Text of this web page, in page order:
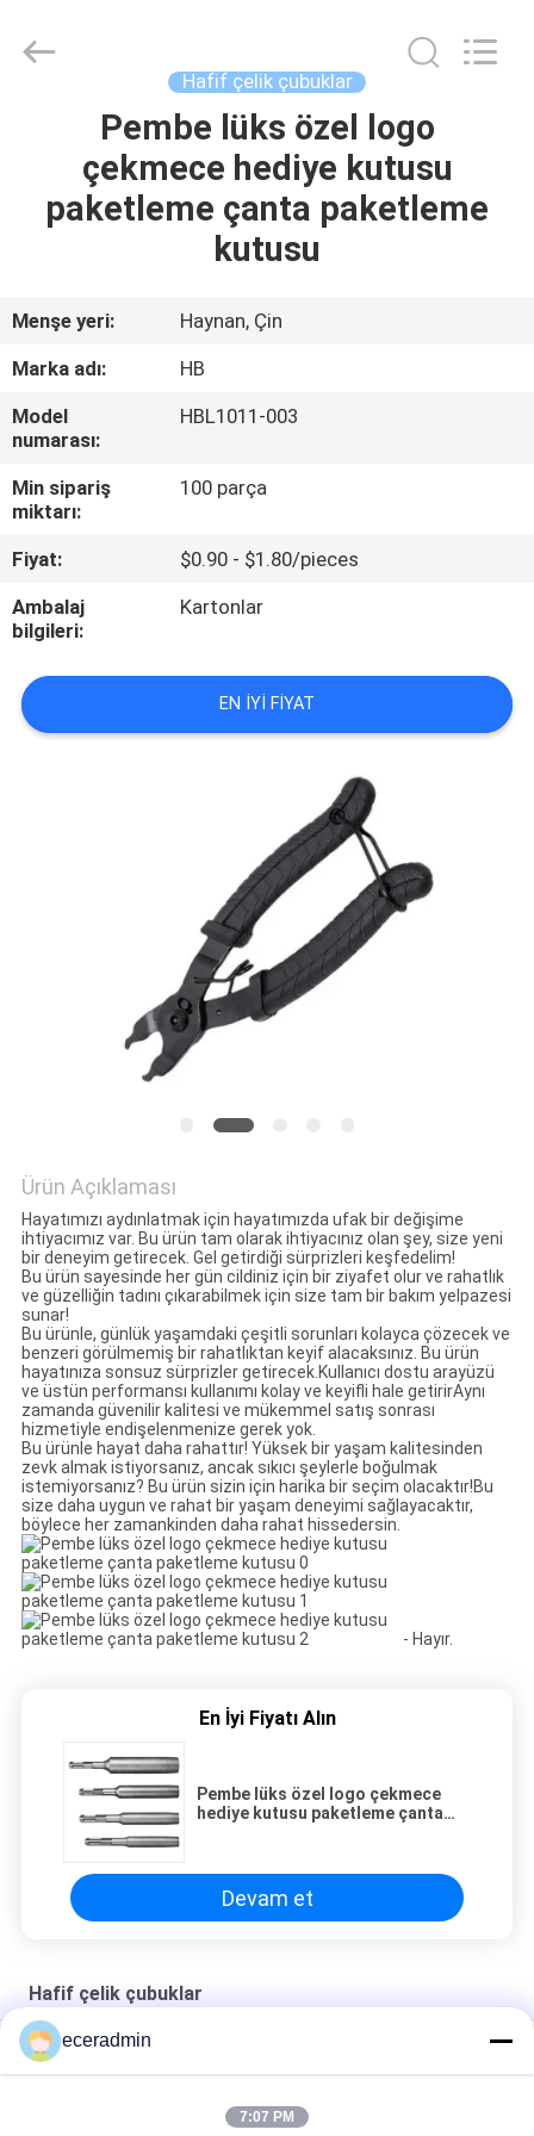
ÜRÜN
FABRIKA
KALITE
KONTROLÜ
BIZIMLE
İLETIŞIM
HABERLER
HARITASI
POLITIKASI
Hafif çelik çubuklar
Pembe lüks özel logo
çekmece hediye kutusu
paketleme çanta paketleme
kutusu
Menşe yeri:
Haynan, Çin
Marka adı:
HB
Model
numarası:
HBL1011-003
Min sipariş
miktarı:
100 parça
Fiyat:
$0.90 - $1.80/pieces
Ambalaj
bilgileri:
Kartonlar
EN IYI FIYAT
Ürün Açıklaması
Hayatımızı aydınlatmak için hayatımızda ufak bir değişime
ihtiyacımız var. Bu ürün tam olarak ihtiyacınız olan şey, size yeni
bir deneyim getirecek. Gel getirdiği sürprizleri keşfedelim!
Bu ürün sayesinde her gün cildiniz için bir ziyafet olur ve rahatlık
ve güzelliğin tadını çıkarabilmek için size tam bir bakım yelpazesi
sunar!
Bu ürünle, günlük yaşamdaki çeşitli sorunları kolayca çözecek ve
benzeri görülmemiş bir rahatlıktan keyif alacaksınız. Bu ürün
hayatınıza sonsuz sürprizler getirecek.Kullanıcı dostu arayüzü
ve üstün performansı kullanımı kolay ve keyifli hale getirirAynı
zamanda güvenilir kalitesi ve mükemmel satış sonrası
hizmetiyle endişelenmenize gerek yok.
Bu ürünle hayat daha rahattır! Yüksek bir yaşam kalitesinden
zevk almak istiyorsanız, ancak sıkıcı şeylerle boğulmak
istemiyorsanız? Bu ürün sizin için harika bir seçim olacaktır!Bu
size daha uygun ve rahat bir yaşam deneyimi sağlayacaktır,
böylece her zamankinden daha rahat hissedersin.
- Hayır.
En İyi Fiyatı Alın
Pembe lüks özel logo çekmece
hediye kutusu paketleme çanta
Devam et
Hafif çelik çubuklar
Özel Küçük Takı Kağıt Ambalaj Hediye Kutusu Kızlar Ucuz
Ambalaj Kutusu
Özel Küçük Takı Kağıt Ambalaj Hediye Kutusu Kızlar Ucuz
eceradmin
7:07 PM